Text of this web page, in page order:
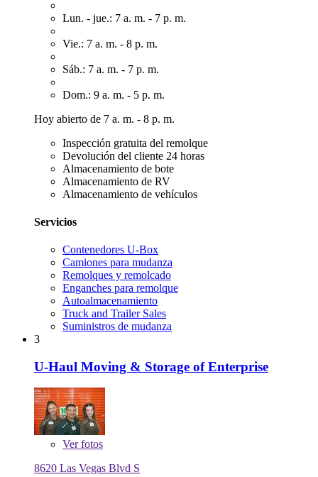
Lun. - jue.: 7 a. m. - 7 p. m.
Vie.: 7 a. m. - 8 p. m.
Sáb.: 7 a. m. - 7 p. m.
Dom.: 9 a. m. - 5 p. m.
Hoy abierto de 7 a. m. - 8 p. m.
Inspección gratuita del remolque
Devolución del cliente 24 horas
Almacenamiento de bote
Almacenamiento de RV
Almacenamiento de vehículos
Servicios
Contenedores U-Box
Camiones para mudanza
Remolques y remolcado
Enganches para remolque
Autoalmacenamiento
Truck and Trailer Sales
Suministros de mudanza
3
U-Haul Moving & Storage of Enterprise
Verfotos
8620 Las Vegas Blvd S